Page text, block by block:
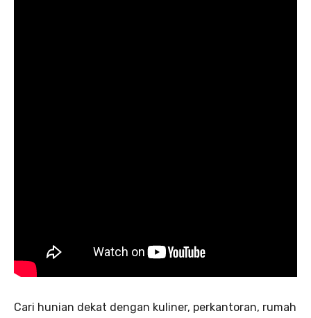
Cari hunian dekat dengan kuliner, perkantoran, rumah